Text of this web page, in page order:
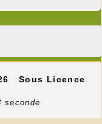
Sous Licence
seconde